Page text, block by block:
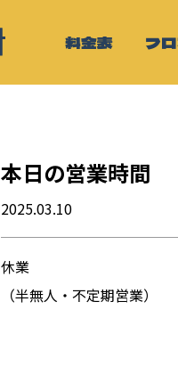
料金表 フ
本日の営業時間
2025.03.10
休業
（半無人・不定期営業）